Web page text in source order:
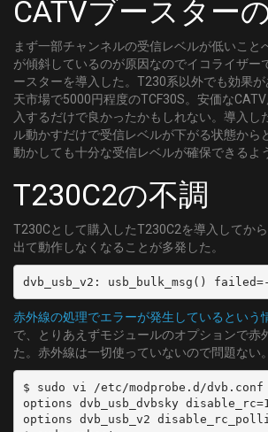
CATVブースター
まず一部チャンネルの受信レベルが低いこと
が傾斜しているのが原因なのでイコライザー
ースターを導入した。T230系以外でも効果
天市場で5000円程度のTCF30S。安価な
入するだけで良かったかもしれない。導入し
ル動かすだけで受信レベルが下がる状態から
動かしても十分な受信レベルが確保できるよ
T230C2の不調
T230Cとして購入したT230C2を導入してか
出て動作しなくなることが多発した。
dvb_usb_v2: usb_bulk_msg()
赤外線の処理でエラーが発生しているという
で、とりあえずモジュールのオプションで赤
た。赤外線は一切使っていないので問題ない。
$ sudo vi /etc/modprobe.d/dvb.conf
options dvb_usb_dvbsky disable_rc=1
options dvb_usb_v2